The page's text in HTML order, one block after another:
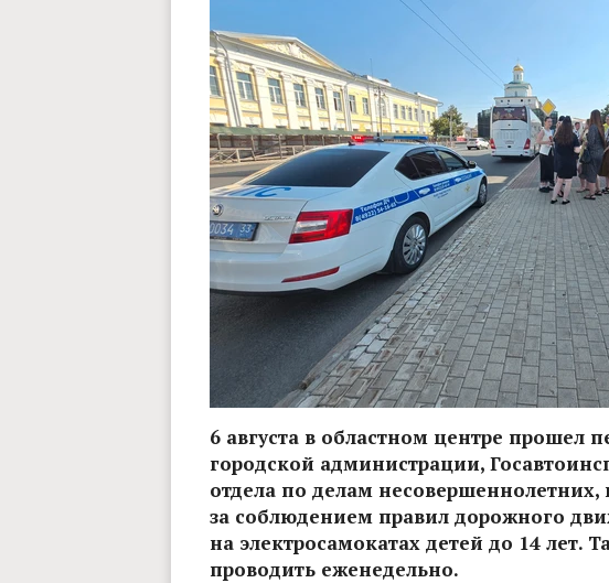
6 августа в областном центре прошел
городской администрации,
отдела по делам
за соблюдением правил дорожного
на электросамокатах детей до 14 лет.
проводить еженедельно.